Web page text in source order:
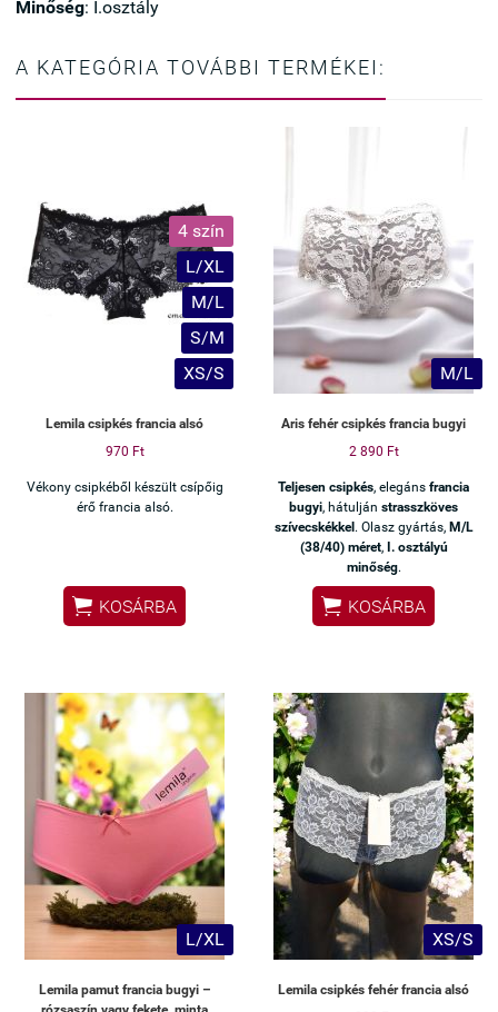
Minőség: I.osztály
A KATEGÓRIA TOVÁBBI TERMÉKEI:
4 szín
L/XL
M/L
S/M
XS/S
Lemila csipkés francia alsó
970 Ft
Vékony csipkéből készült csípőig
érő francia alsó.
 KOSÁRBA
M/L
Aris fehér csipkés francia bugyi
2 890 Ft
Teljesen csipkés, elegáns francia
bugyi, hátulján strasszköves
szívecskékkel . Olasz gyártás, M/L
(38/40) méret, I. osztályú
minőség.
 KOSÁRBA
L/XL
Lemila pamut francia bugyi –
XS/S
Lemila csipkés fehér francia alsó